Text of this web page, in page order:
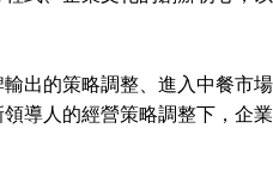
的策略調整、進入中餐市
導人的經營策略調整下，企